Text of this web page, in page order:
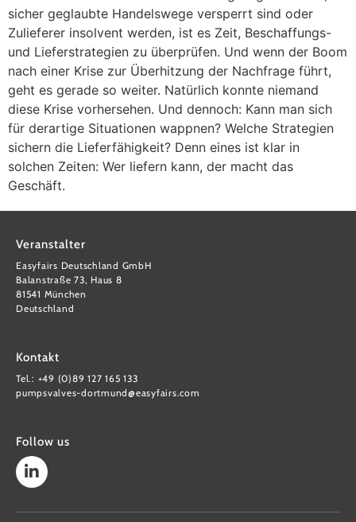
sicher geglaubte Handelswege versperrt sind oder
Zulieferer insolvent werden, ist es Zeit, Beschaffungs-
und Lieferstrategien zu überprüfen. Und wenn der Boom
nach einer Krise zur Überhitzung der Nachfrage führt,
geht es gerade so weiter. Natürlich konnte niemand
diese Krise vorhersehen. Und dennoch: Kann man sich
für derartige Situationen wappnen? Welche Strategien
sichern die Lieferfähigkeit? Denn eines ist klar in
solchen Zeiten: Wer liefern kann, der macht das
Geschäft.
Veranstalter
Easyfairs Deutschland GmbH
Balanstraße 73, Haus 8
81541 München
Deutschland
Kontakt
Tel.: +49 (0)89 127 165 133
pumpsvalves-dortmund@easyfairs.com
Follow us